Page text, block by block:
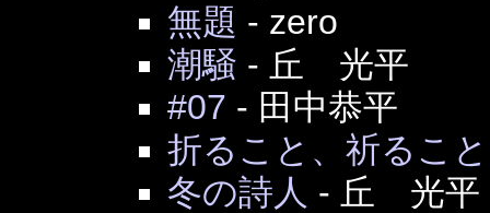
無題 - zero
潮騒 - 丘 光平
#07 - 田中恭平
折ること、祈ること
冬の詩人 - 丘 光平